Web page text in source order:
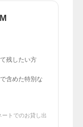
残したい方
含めた特別な
トでのお貸し出